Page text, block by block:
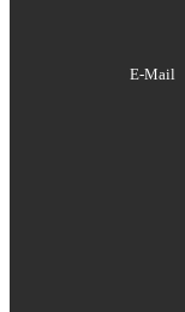
E-Mail